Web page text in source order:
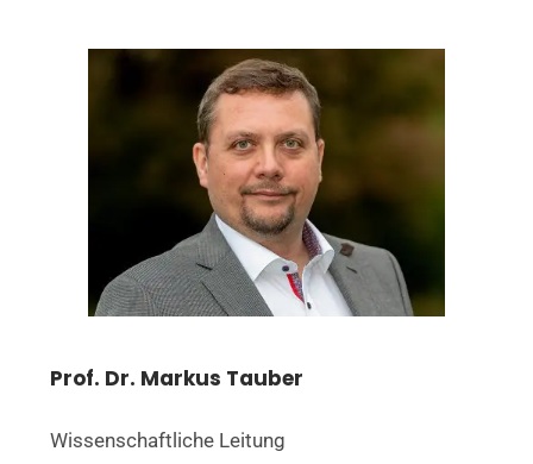
Prof. Dr. Markus Tauber
Wissenschaftliche Leitung